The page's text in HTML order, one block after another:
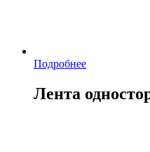
Подробнее
Лента